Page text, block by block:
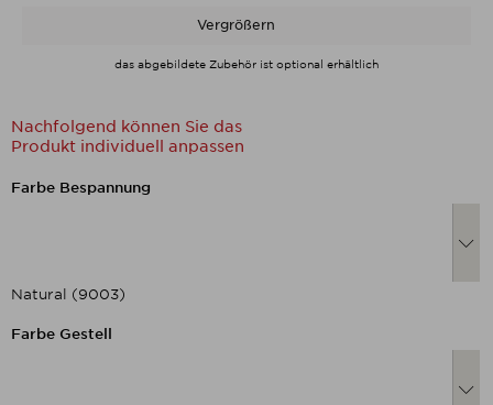
Vergrößern
das abgebildete Zubehör ist optional erhältlich
Nachfolgend können Sie das
Produkt individuell anpassen
Nachfolgend können Sie das
Farbe Bespannung
Natural (9003)
Nachfolgend können Sie das
Farbe Gestell